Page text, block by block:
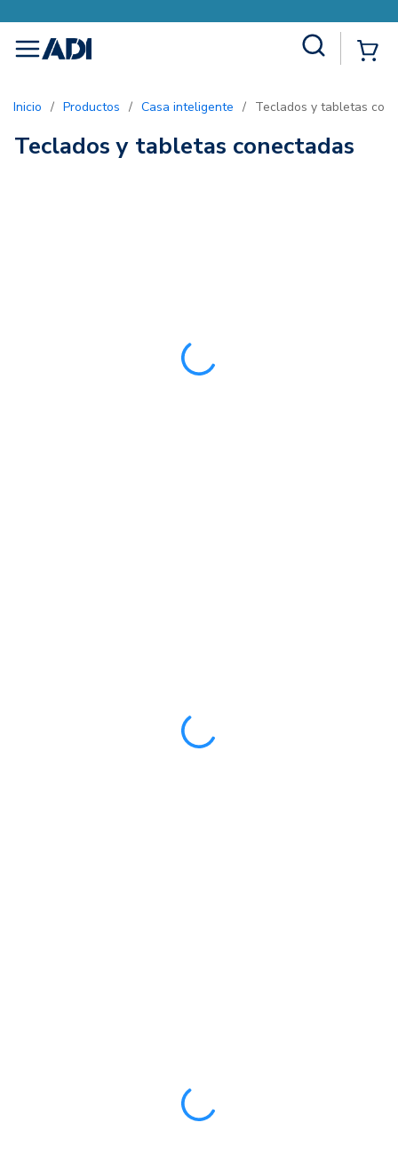
menu
Inicio / Productos / Casa inteligente / Teclados y tabletas
Teclados y tabletas conectadas